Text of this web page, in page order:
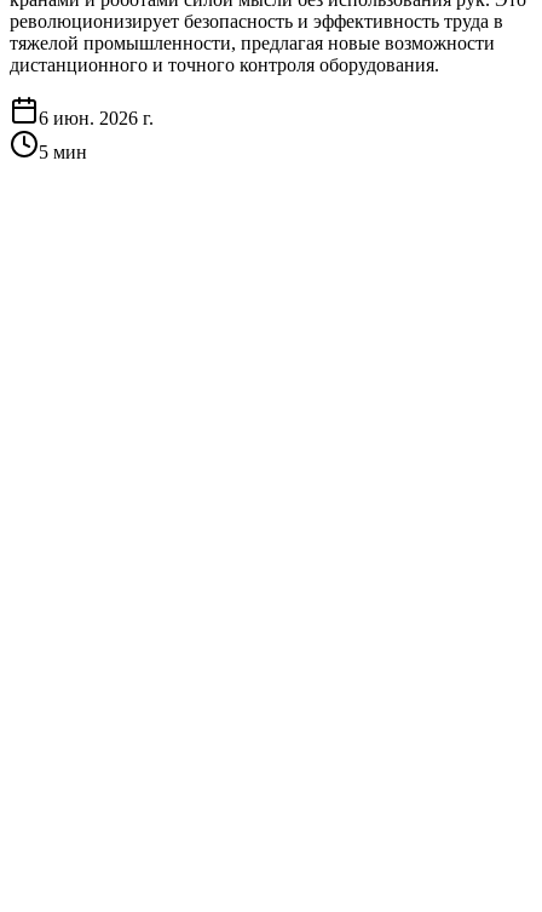
революционизирует безопасность и эффективность труда в
тяжелой промышленности, предлагая новые возможности
дистанционного и точного контроля оборудования.
6 июн. 2026 г.
5 мин